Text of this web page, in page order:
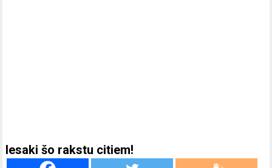
Iesaki šo rakstu citiem!